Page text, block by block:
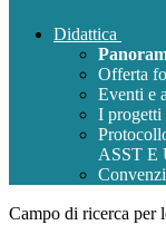
Didattica
Offerta
Eventi e
I progetti
ASST E
Campo di ricerca per